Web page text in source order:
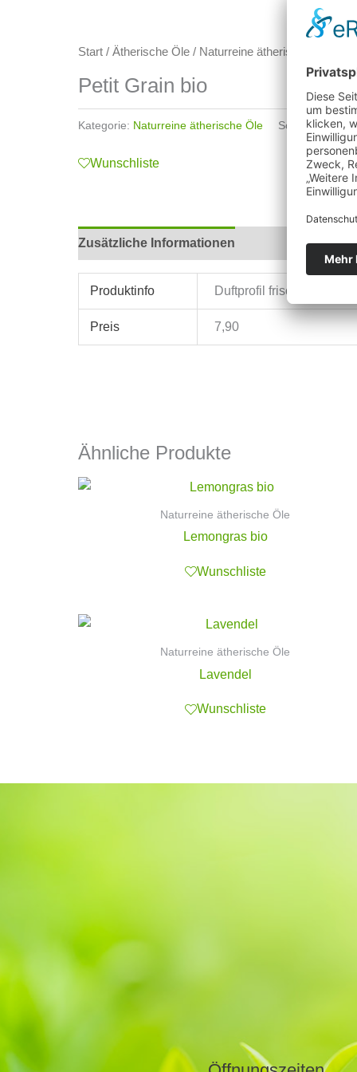
Start /Ätherische Öle / Naturreine ätherische Öle
Petit Grain bio
Kategorie: Naturreine ätherische Öle Schlagwörter:
Wunschliste
Zusätzliche Informationen
Produktinfo Duftprofil frisch,
Preis 7,90
Ähnliche Produkte
Naturreine ätherische Öle
Lemongras bio
Wunschliste
Naturreine ätherische Öle
Lavendel
Wunschliste